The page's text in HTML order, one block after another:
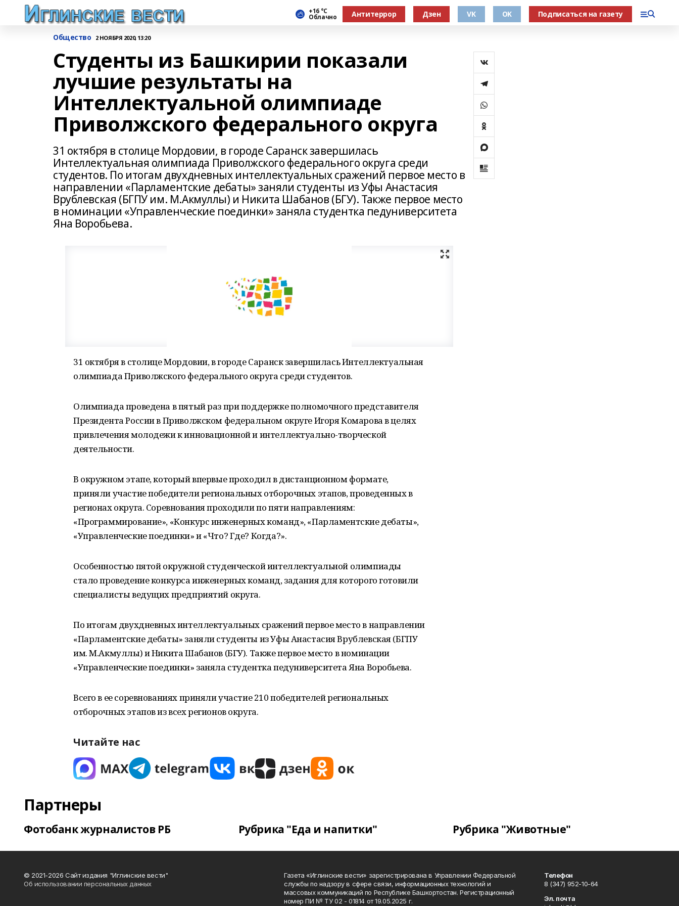
+16 °С
Облачно Антитеррор Дзен VK OK Подписаться на газету
Общество 2 НОЯБРЯ 2020, 13:20
Студенты из Башкирии показали
лучшие результаты на
Интеллектуальной олимпиаде
Приволжского федерального округа
31 октября в столице Мордовии, в городе Саранск завершилась
Интеллектуальная олимпиада Приволжского федерального округа среди
студентов. По итогам двухдневных интеллектуальных сражений первое место в
направлении «Парламентские дебаты» заняли студенты из Уфы Анастасия
Врублевская (БГПУ им. М.Акмуллы) и Никита Шабанов (БГУ). Также первое место
в номинации «Управленческие поединки» заняла студентка педуниверситета
Яна Воробьева.
31 октября в столице Мордовии, в городе Саранск завершилась Интеллектуальная
олимпиада Приволжского федерального округа среди студентов.
Олимпиада проведена в пятый раз при поддержке полномочного представителя
Президента России в Приволжском федеральном округе Игоря Комарова в целях
привлечения молодежи к инновационной и интеллектуально-творческой
деятельности.
В окружном этапе, который впервые проходил в дистанционном формате,
приняли участие победители региональных отборочных этапов, проведенных в
регионах округа. Соревнования проходили по пяти направлениям:
«Программирование», «Конкурс инженерных команд», «Парламентские дебаты»,
«Управленческие поединки» и «Что? Где? Когда?».
Особенностью пятой окружной студенческой интеллектуальной олимпиады
стало проведение конкурса инженерных команд, задания для которого готовили
специалисты ведущих предприятий округа.
По итогам двухдневных интеллектуальных сражений первое место в направлении
«Парламентские дебаты» заняли студенты из Уфы Анастасия Врублевская (БГПУ
им. М.Акмуллы) и Никита Шабанов (БГУ). Также первое место в номинации
«Управленческие поединки» заняла студентка педуниверситета Яна Воробьева.
Всего в ее соревнованиях приняли участие 210 победителей региональных
отборочных этапов из всех регионов округа.
Читайте нас
Партнеры
Фотобанк журналистов РБ Рубрика "Еда и напитки" Рубрика "Животные"
© 2021-2026 Сайт издания "Иглинские вести"
Об использовании персональных данных
Газета «Иглинские вести» зарегистрирована в Управлении Федеральной
службы по надзору в сфере связи, информационных технологий и
массовых коммуникаций по Республике Башкортостан. Регистрационный
номер ПИ № ТУ 02 - 01814 от 19.05.2025 г.
Телефон
8 (347) 952-10-64
Эл. почта